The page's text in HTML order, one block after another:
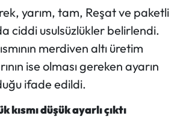
yarım, tam, Reşat ve paketli
ciddi usulsüzlükler belirlendi.
merdiven altı üretim
ise olması gereken ayarın
ifade edildi.
kısmı düşük ayarlı çıktı
Haberleri